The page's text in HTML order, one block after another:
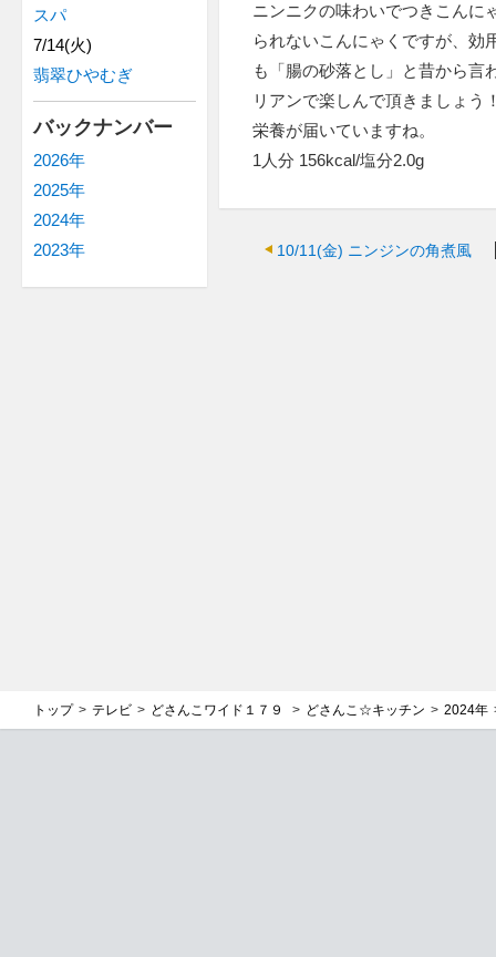
ニンニクの味わいでつきこんに
られないこんにゃくですが、効
も「腸の砂落とし」と昔から言
リアンで楽しんで頂きましょう
栄養が届いていますね。
1人分 156kcal/塩分2.0g
10/11(金) ニンジンの角煮風
スパ
7/14(火)
翡翠ひやむぎ
バックナンバー
2026年
2025年
2024年
2023年
トップ テレビ どさんこワイド１７９ どさんこ☆キッチン 2024年